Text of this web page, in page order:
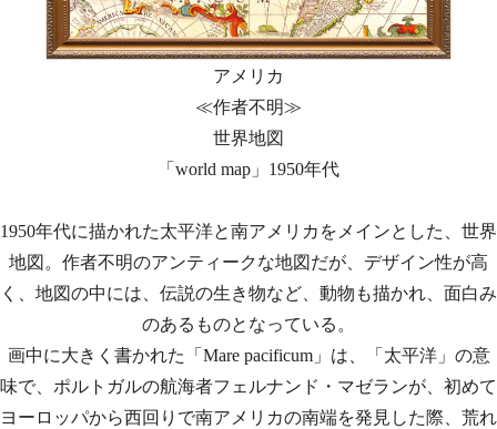
アメリカ
≪作者不明≫
世界地図
「world map」1950年代
1950年代に描かれた太平洋と南アメリカをメインとした、世界
地図。作者不明のアンティークな地図だが、デザイン性が高
く、地図の中には、伝説の生き物など、動物も描かれ、面白み
のあるものとなっている。
画中に大きく書かれた「Mare pacificum」は、「太平洋」の意
味で、ポルトガルの航海者フェルナンド・マゼランが、初めて
ヨーロッパから西回りで南アメリカの南端を発見した際、荒れ